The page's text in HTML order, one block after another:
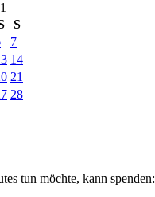
S
7
14
21
28
tun möchte, kann spenden: